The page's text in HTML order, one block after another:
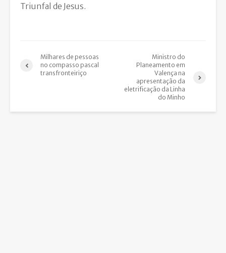
Triunfal de Jesus.
Milhares de pessoas
no compasso pascal
transfronteiriço
Ministro do
Planeamento em
Valença na
apresentação da
eletrificação da Linha
do Minho